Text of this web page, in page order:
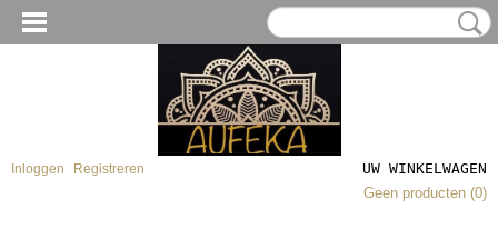
Inloggen Registreren
UW WINKELWAGEN
Geen producten (0)